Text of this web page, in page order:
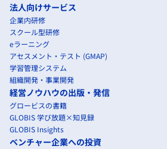
法人向けサービス
企業内研修
スクール型研修
eラーニング
アセスメント・テスト (GMAP)
学習管理システム
組織開発・事業開発
経営ノウハウの出版・発信
グロービスの書籍
GLOBIS 学び放題×知見録
GLOBIS Insights
ベンチャー企業への投資